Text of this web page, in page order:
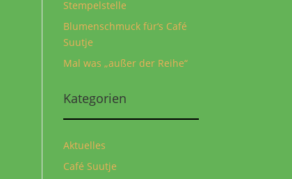
Stempelstelle
Blumenschmuck für‘s Café
Suutje
Mal was „außer der Reihe“
Kategorien
Aktuelles
Café Suutje